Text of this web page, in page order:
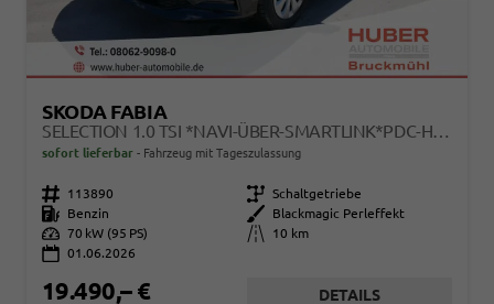
SKODA FABIA
SELECTION 1.0 TSI *NAVI-ÜBER-SMARTLINK*PDC-HI*LED*SHZ*KLIMA*RADIO
sofort lieferbar Fahrzeug mit Tageszulassung
Fahrzeugnr. 113890 Getriebe Schaltgetriebe
Kraftstoff
Benzin Außenfarbe
Blackmagic Perleffekt
Leistung 70 kW (95 PS) Kilometerstand
10 km
01.06.2026
19.490,– € DETAILS